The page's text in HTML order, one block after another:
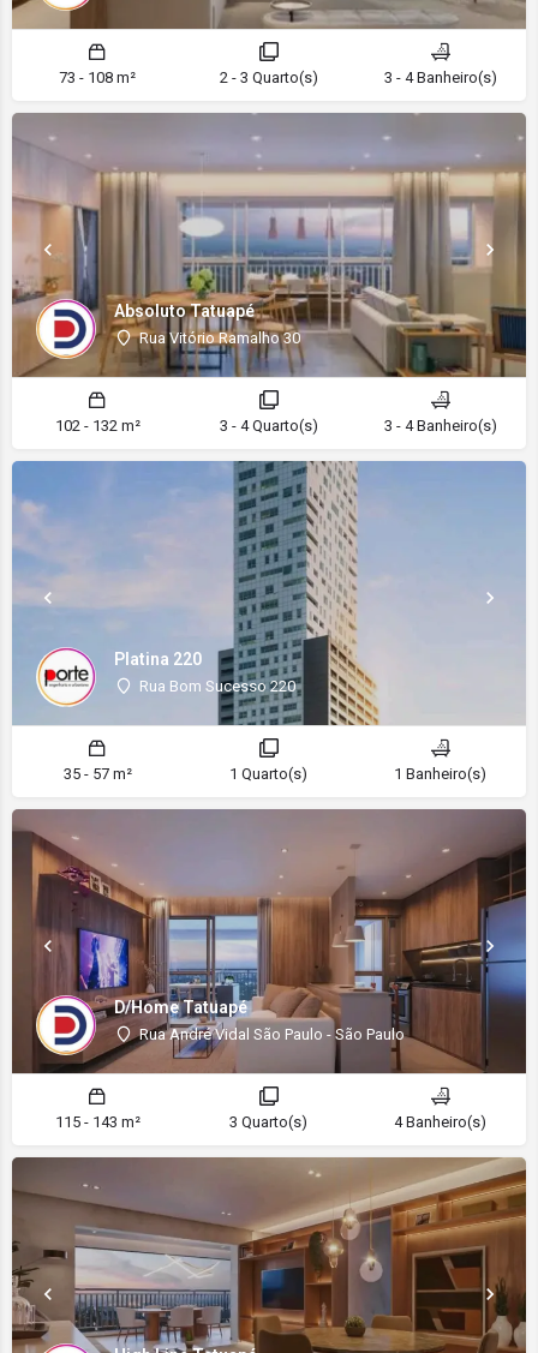
73 - 108 m² 2 - 3 Quarto(s) 3 - 4 Banheiro(s)
Absoluto Tatuapé
Rua Vitório Ramalho 30
102 - 132 m² 3 - 4 Quarto(s) 3 - 4 Banheiro(s)
Platina 220
Rua Bom Sucesso 220
35 - 57 m² 1 Quarto(s) 1 Banheiro(s)
D/Home Tatuapé
Rua André Vidal São Paulo - São Paulo
115 - 143 m² 3 Quarto(s) 4 Banheiro(s)